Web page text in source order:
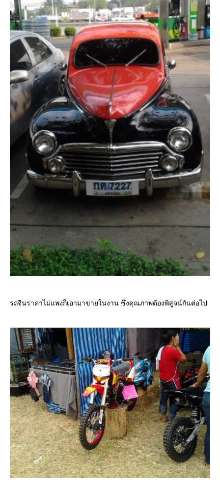
รถจีนราคาไม่แพงก็เอามาขายในงาน ซึ่งคุณภาพต้องพิสูจน์กันต่อไป